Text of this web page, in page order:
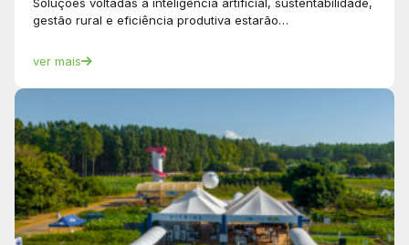
gestão rural e eficiência produtiva estarão…
ver mais